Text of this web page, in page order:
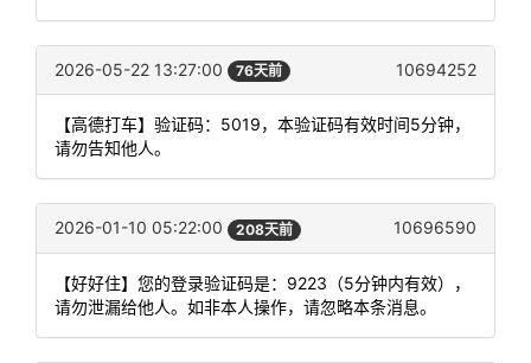
2026-05-22 13:27:00 76天前 10694252
【高德打车】验证码：5019，本验证码有效时间5分钟，
请勿告知他人。
2026-01-10 05:22:00 208天前 10696590
【好好住】您的登录验证码是：9223（5分钟内有效），
请勿泄漏给他人。如非本人操作，请忽略本条消息。